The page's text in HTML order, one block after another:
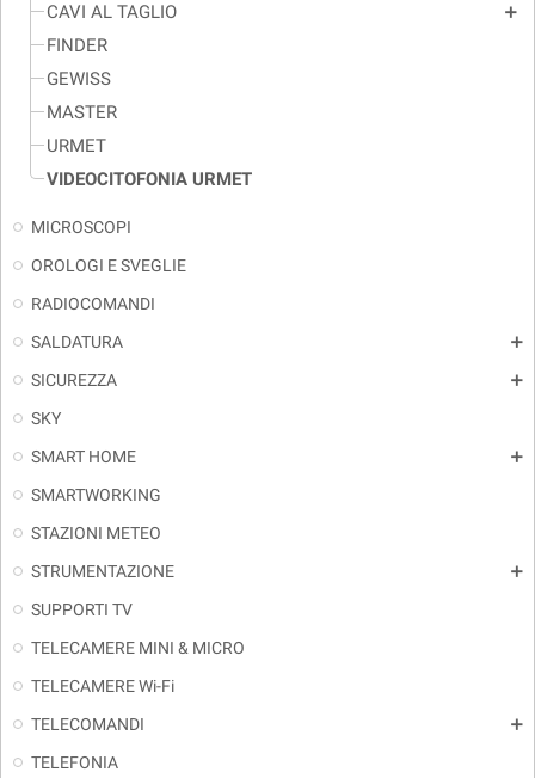
CAVI AL TAGLIO add
FINDER
GEWISS
MASTER
URMET
VIDEOCITOFONIA URMET
MICROSCOPI
OROLOGI E SVEGLIE
RADIOCOMANDI
SALDATURA
add
SICUREZZA add
SKY
SMART HOME
add
SMARTWORKING
STAZIONI METEO
STRUMENTAZIONE
add
SUPPORTI TV
TELECAMERE MINI & MICRO
TELECAMERE Wi-Fi
TELECOMANDI
add
TELEFONIA